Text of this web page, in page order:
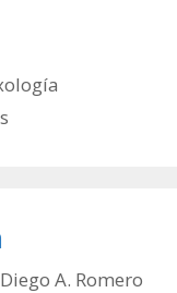
Diego A. Romero